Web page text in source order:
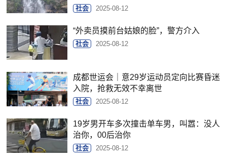
社会 2025-08-12
“外卖员摸前台姑娘的脸”，警方介入
社会 2025-08-12
成都世运会｜意29岁运动员定向比赛昏迷
入院，抢救无效不幸离世
社会 2025-08-12
19岁男开车多次撞击单车男，叫嚣：没人
治你，00后治你
社会 2025-08-12